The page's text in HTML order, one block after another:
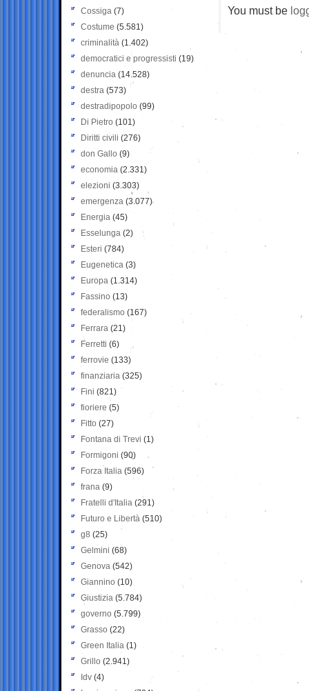
You must be
Cossiga (7)
Costume (5.581)
criminalità (1.402)
democratici e progressisti (19)
denuncia (14.528)
destra (573)
destradipopolo (99)
Di Pietro (101)
Diritti civili (276)
don Gallo (9)
economia (2.331)
elezioni (3.303)
emergenza (3.077)
Energia (45)
Esselunga (2)
Esteri (784)
Eugenetica (3)
Europa (1.314)
Fassino (13)
federalismo (167)
Ferrara (21)
Ferretti (6)
ferrovie (133)
finanziaria (325)
Fini (821)
fioriere (5)
Fitto (27)
Fontana di Trevi (1)
Formigoni (90)
Forza Italia (596)
frana (9)
Fratelli d'Italia (291)
Futuro e Libertà (510)
g8 (25)
Gelmini (68)
Genova (542)
Giannino (10)
Giustizia (5.784)
governo (5.799)
Grasso (22)
Green Italia (1)
Grillo (2.941)
Idv (4)